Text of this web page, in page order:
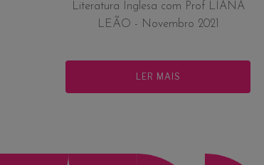
Literatura Inglesa com Prof LIANA
LEÃO - Novembro 2021
LER MAIS